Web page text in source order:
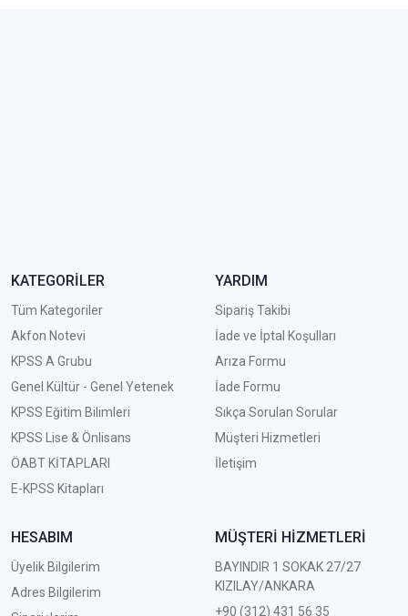
KATEGORİLER
Tüm Kategoriler
Akfon Notevi
KPSS A Grubu
Genel Kültür - Genel Yetenek
KPSS Eğitim Bilimleri
KPSS Lise & Önlisans
ÖABT KİTAPLARI
E-KPSS Kitapları
YARDIM
Sipariş Takibi
İade ve İptal Koşulları
Arıza Formu
İade Formu
Sıkça Sorulan Sorular
Müşteri Hizmetleri
İletişim
HESABIM
Üyelik Bilgilerim
Adres Bilgilerim
MÜŞTERİ HİZMETLERİ
BAYINDIR 1 SOKAK 27/27
KIZILAY/ANKARA
+90 (312) 431 56 35